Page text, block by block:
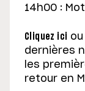
14h00 :
Cliquez ici
dernières
les
retour en